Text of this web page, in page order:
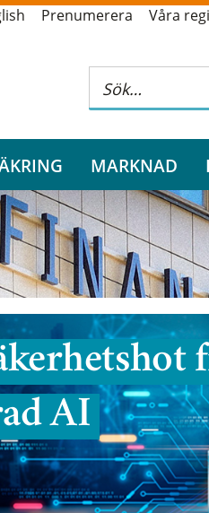
Prenumerera Våra
MARKNAD
AI